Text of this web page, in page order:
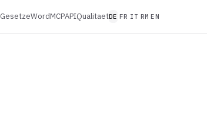
GesetzeWordMCPAPIQualitaetDE FR IT RM EN